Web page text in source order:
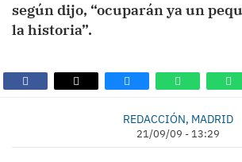
según dijo, “ocuparán ya un
la historia”.
REDACCIÓN, MADRID
21/09/09 - 13:29